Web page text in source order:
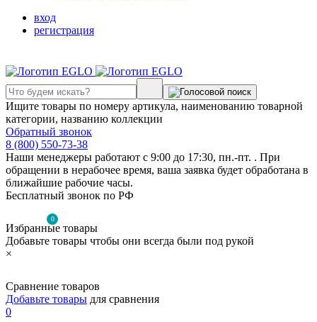
вход
регистрация
Ищите товары по номеру артикула, наименованию товарной
категории, названию коллекции
Обратный звонок
8 (800) 550-73-38
Наши менеджеры работают с 9:00 до 17:30, пн.-пт. . При
обращении в нерабочее время, ваша заявка будет обработана в
ближайшие рабочие часы.
Бесплатный звонок по РФ
0
Избранные товары
Добавьте товары чтобы они всегда были под рукой
×
Сравнение товаров
Добавьте товары для сравнения
0